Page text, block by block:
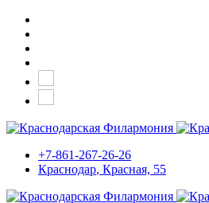
+7-861-267-26-26
Краснодар, Красная, 55